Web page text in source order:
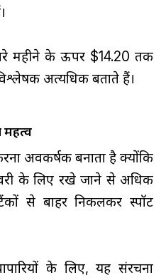
महीने के ऊपर $14.20 तक
अत्यधिक बताते हैं।
महत्व
अवकर्षक बनाता है क्योंकि
के लिए रखे जाने से अधिक
से बाहर निकलकर स्पॉट
के लिए, यह संरचना